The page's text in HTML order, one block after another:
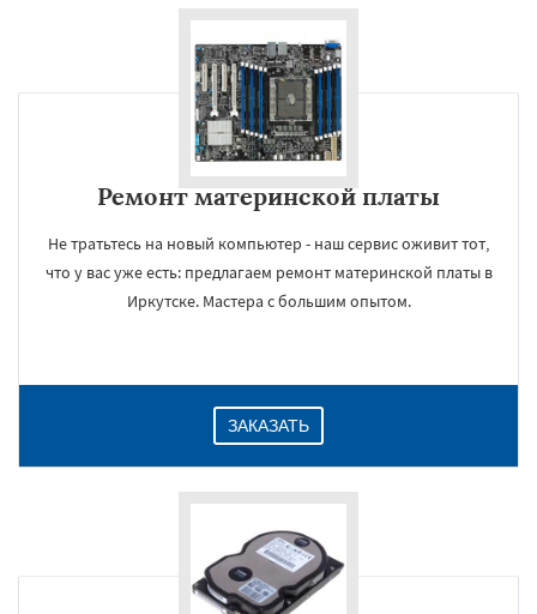
Ремонт материнской платы
Не тратьтесь на новый компьютер - наш сервис оживит тот,
что у вас уже есть: предлагаем ремонт материнской платы в
Иркутске. Мастера с большим опытом.
ЗАКАЗАТЬ